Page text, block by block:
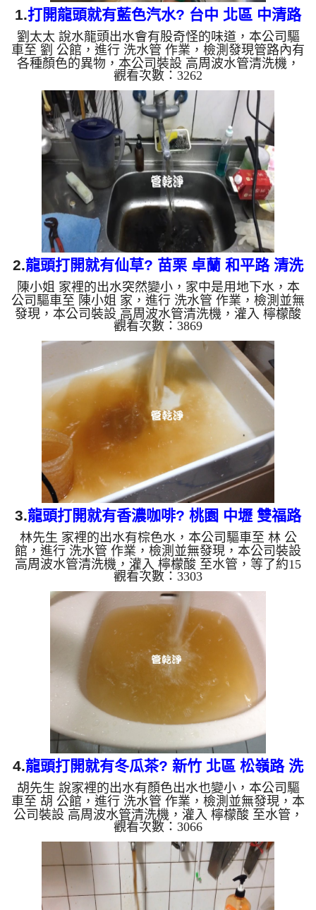
1.打開龍頭就有藍色汽水? 台中 北區 中清路
洗水管
劉太太 說水龍頭出水會有股奇怪的味道，本公司驅
車至 劉 公館，進行 洗水管 作業，檢測發現管路內有
各種顏色的異物，本公司裝設 高周波水管清洗機，
灌入 檸檬酸 至水管，等了約15分，開啟 水管清洗機
，啟動 螺旋波 模式，剛洗水管就劉出藍色的水，看
起來像是藍色氣泡水，下了屋主一跳，兩個多小時
後，出水變乾淨也沒有異味了。 如是自來水，如水
管老化，會產生鐵鏽跟泥沙堆積，洗出來的水就會是
咖啡色，地下水含有氧化錳，管壁上會結成黑色管
垢，洗出來的水會跟石油一樣黑，有些洗出綠色的
水，是因為裡面有銅的物質...
觀看次數：3262
2.龍頭打開就有仙草? 苗栗 卓蘭 和平路 清洗
水管
陳小姐 家裡的出水突然變小，家中是用地下水，本
公司驅車至 陳小姐 家，進行 洗水管 作業，檢測並無
發現，本公司裝設 高周波水管清洗機，灌入 檸檬酸
至水管，等了約15分，開啟 水管清洗機 ，啟動 螺旋
波 模式，剛洗水管就噴出黑色汙泥，看起來像是仙
草從水龍頭流出，非常噁心，兩個多小時後，出水變
乾淨出水量恢復了。 如是自來水，如水管老化，會
產生鐵鏽跟泥沙堆積，洗出來的水就會是咖啡色，地
下水含有氧化錳，管壁上會結成黑色管垢，洗出來的
水會跟石油一樣黑，有些洗出綠色的水，是因為裡面
有銅的物質，生鏽產...
觀看次數：3869
3.龍頭打開就有香濃咖啡? 桃園 中壢 雙福路
水管清洗
林先生 家裡的出水有棕色水，本公司驅車至 林 公
館，進行 洗水管 作業，檢測並無發現，本公司裝設
高周波水管清洗機，灌入 檸檬酸 至水管，等了約15
分，開啟 水管清洗機 ，啟動 螺旋波 模式，剛洗水管
就流出棕色髒水，顏色越來越深，看起來跟咖啡一
樣，兩個多小時後，出水變乾淨出水量也變大了。
如是自來水，如水管老化，會產生鐵鏽跟泥沙堆積，
洗出來的水就會是咖啡色，地下水含有氧化錳，管壁
上會結成黑色管垢，洗出來的水會跟石油一樣黑，有
些洗出綠色的水，是因為裡面有銅的物質，生鏽產生
銅綠，如是藍色的水，...
觀看次數：3303
4.龍頭打開就有冬瓜茶? 新竹 北區 松嶺路 洗
水管
胡先生 說家裡的出水有顏色出水也變小，本公司驅
車至 胡 公館，進行 洗水管 作業，檢測並無發現，本
公司裝設 高周波水管清洗機，灌入 檸檬酸 至水管，
等了約15分，開啟 水管清洗機 ，啟動 螺旋波 模式，
剛洗水管就流出黃棕色髒水，越洗就越髒，看起來跟
冬瓜茶一樣，兩個多小時後，出水變乾淨出水量也恢
復了。 如是自來水，如水管老化，會產生鐵鏽跟泥
沙堆積，洗出來的水就會是咖啡色，地下水含有氧化
錳，管壁上會結成黑色管垢，洗出來的水會跟石油一
觀看次數：3066